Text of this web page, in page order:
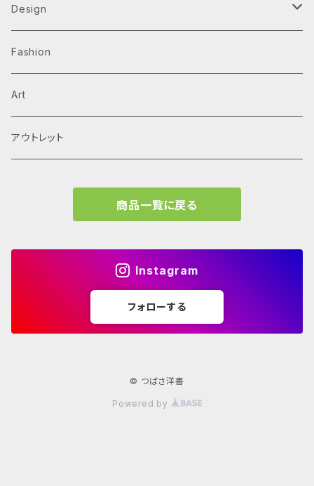
Alvar Aalto
Arne Jacobsen
History & Reference
Av Monographs
C3 magazine
El Croquis
Design
Graphic
Logo
Typography
インフォグラフィック
Products
家具
Fashion
Art
アウトレット
商品一覧に戻る
Instagram
フォローする
© つばさ洋書
Powered by